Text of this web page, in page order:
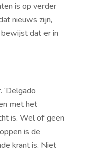
is op verder
nieuws zijn,
dat er in
met het
is. Wel of geen
is de
krant is. Niet